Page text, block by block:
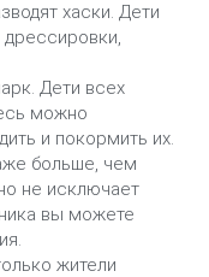
хаски. Дети
Дети всех
можно
и покормить их.
больше, чем
не исключает
вы можете
жители